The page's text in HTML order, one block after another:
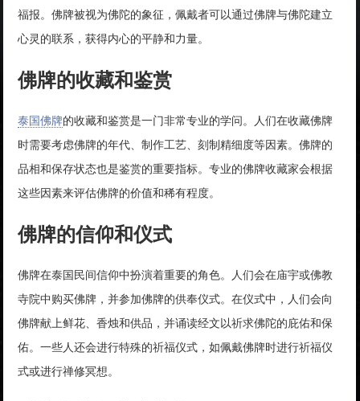
福报。佛牌被视为佛陀的象征，佩戴者可以通过佛牌与佛陀建立
心灵的联系，获得内心的平静和力量。
佛牌的收藏和鉴赏
泰国佛牌的收藏和鉴赏是一门非常专业的学问。人们在收藏佛牌
时需要考虑佛牌的年代、制作工艺、刻制精细度等因素。佛牌的
品相和保存状态也是鉴赏的重要指标。专业的佛牌收藏家会根据
这些因素来评估佛牌的价值和稀有程度。
佛牌的信仰和仪式
佛牌在泰国民间信仰中扮演着重要的角色。人们会在庙宇或佛教
寺院中购买佛牌，并参加佛牌的供奉仪式。在仪式中，人们会向
佛牌献上鲜花、香烛和供品，并诵读经文以祈求佛陀的庇佑和保
佑。一些人还会进行特殊的祈福仪式，如佩戴佛牌时进行祈福仪
式或进行禅修冥想。